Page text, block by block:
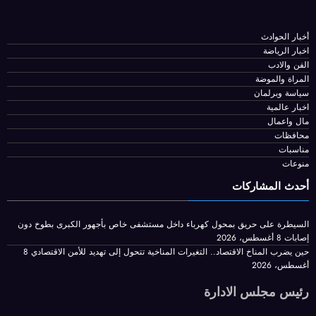
رسالة نارية إلى إيران .. وأوامر للجيش
بالاستعداد لهجمات
محمد البحيري
أخبار الحوادث
اخبار الرياضة
الفن والادب
المراة والموضة
سياسة وبرلمان
مال واعمال
محافظات